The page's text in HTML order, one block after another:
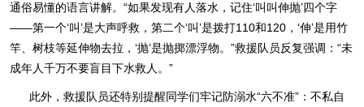
通俗易懂的语言讲解。“如果发现有人落水，记住‘叫叫伸抛’四个字
——第一个‘叫’是大声呼救，第二个‘叫’是拨打110和120，‘伸’是用竹
竿、树枝等延伸物去拉，‘抛’是抛掷漂浮物。”救援队员反复强调：“未
成年人千万不要盲目下水救人。”
此外，救援队员还特别提醒同学们牢记防溺水“六不准”：不私自